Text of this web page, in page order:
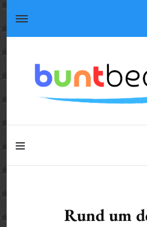
buntbedruckt.de
Rund um